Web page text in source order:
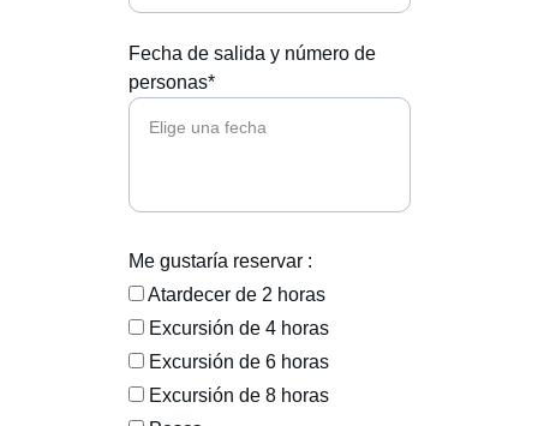
Fecha de salida y número de
personas*
Me gustaría reservar :
Atardecer de 2 horas
Excursión de 4 horas
Excursión de 6 horas
Excursión de 8 horas